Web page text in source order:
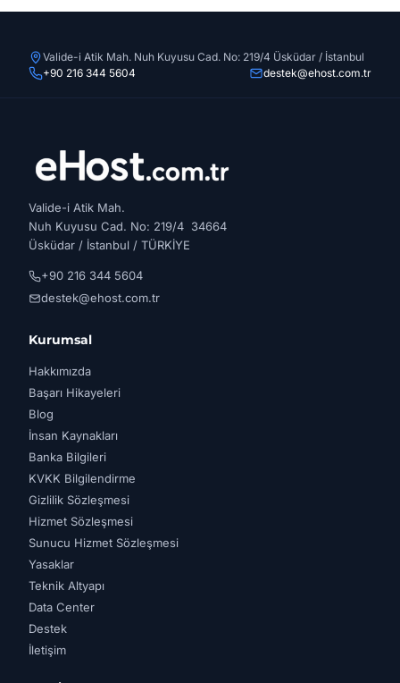
Valide-i Atik Mah. Nuh Kuyusu Cad. No: 219/4 Üsküdar / İstanbul
+90 216 344 5604
destek@ehost.com.tr
Valide-i Atik Mah.
Nuh Kuyusu Cad. No: 219/4 34664
Üsküdar / İstanbul / TÜRKİYE
+90 216 344 5604
destek@ehost.com.tr
Kurumsal
Hakkımızda
Başarı Hikayeleri
Blog
İnsan Kaynakları
Banka Bilgileri
KVKK Bilgilendirme
Gizlilik Sözleşmesi
Hizmet Sözleşmesi
Sunucu Hizmet Sözleşmesi
Yasaklar
Teknik Altyapı
Data Center
Destek
İletişim